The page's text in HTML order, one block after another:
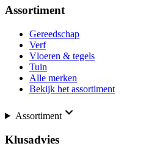
Assortiment
Gereedschap
Verf
Vloeren & tegels
Tuin
Alle merken
Bekijk het assortiment
Assortiment
Klusadvies